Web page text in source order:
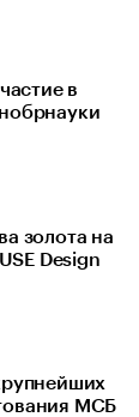
в
золота на
Design
МСБ